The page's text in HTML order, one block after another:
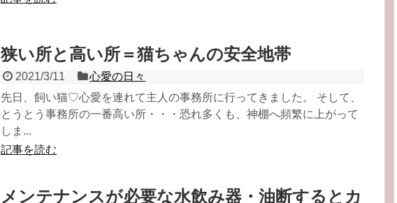
狭い所と高い所＝猫ちゃんの安全地帯
2021/3/11
心愛の日々
先日、飼い猫♡心愛を連れて主人の事務所に行ってきました。 そして、
とうとう事務所の一番高い所・・・恐れ多くも、神棚へ頻繁に上がって
しま...
記事を読む
メンテナンスが必要な水飲み器・油断するとカ